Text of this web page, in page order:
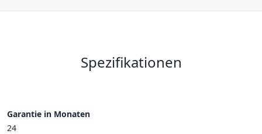
Spezifikationen
Garantie in Monaten
24